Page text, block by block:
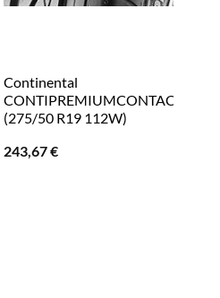
Continental
CONTIPREMIUMCONTACT
(275/50 R19 112W)
243,67€